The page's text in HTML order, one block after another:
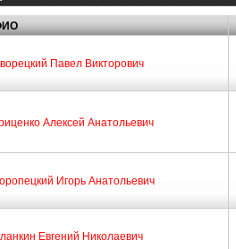
Павел Викторович
Алексей Анатольевич
Игорь Анатольевич
Евгений Николаевич